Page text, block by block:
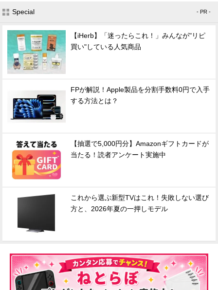
Special - PR -
【iHerb】「迷ったらこれ！」みんなが"リピ
買い"している人気商品
FPが解説！Apple製品を分割手数料0円で入手
する方法とは？
【抽選で5,000円分】Amazonギフトカードが
当たる！読者アンケート実施中
これから選ぶ新型TVはこれ！失敗しない選び
方と、2026年夏の一押しモデル